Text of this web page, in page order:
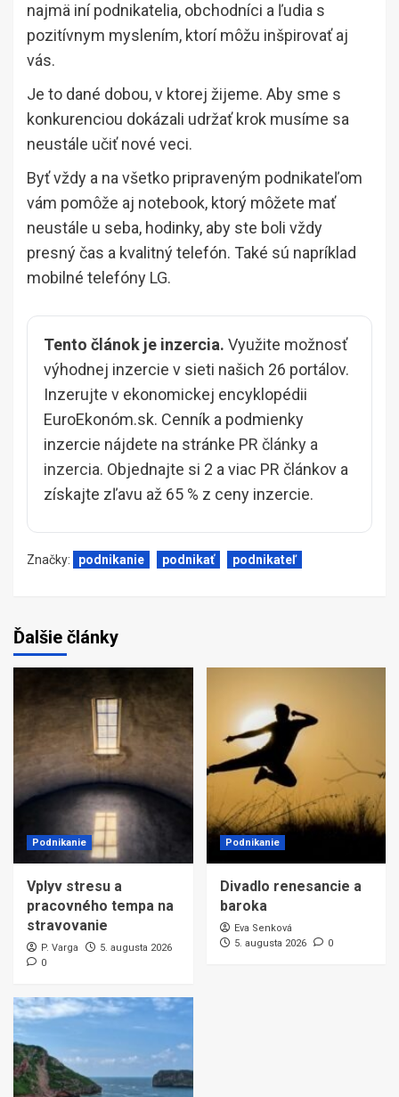
najmä iní podnikatelia, obchodníci a ľudia s
pozitívnym myslením, ktorí môžu inšpirovať aj
vás.
Je to dané dobou, v ktorej žijeme. Aby sme s
konkurenciou dokázali udržať krok musíme sa
neustále učiť nové veci.
Byť vždy a na všetko pripraveným podnikateľom
vám pomôže aj notebook, ktorý môžete mať
neustále u seba, hodinky, aby ste boli vždy
presný čas a kvalitný telefón. Také sú napríklad
mobilné telefóny LG.
Tento článok je inzercia. Využite možnosť
výhodnej inzercie v sieti našich 26 portálov.
Inzerujte v ekonomickej encyklopédii
EuroEkonóm.sk. Cenník a podmienky
inzercie nájdete na stránke PR články a
inzercia. Objednajte si 2 a viac PR článkov a
získajte zľavu až 65 % z ceny inzercie.
Značky: podnikanie podnikať podnikateľ
Ďalšie články
Podnikanie
Vplyv stresu a
pracovného tempa na
stravovanie
P. Varga
5. augusta 2026
0
Podnikanie
Divadlo renesancie a
baroka
Eva Senková
5. augusta 2026
0